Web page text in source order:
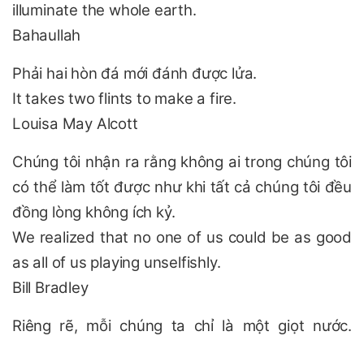
illuminate the whole earth.
Bahaullah
Phải hai hòn đá mới đánh được lửa.
It takes two flints to make a fire.
Louisa May Alcott
Chúng tôi nhận ra rằng không ai trong chúng tôi
có thể làm tốt được như khi tất cả chúng tôi đều
đồng lòng không ích kỷ.
We realized that no one of us could be as good
as all of us playing unselfishly.
Bill Bradley
Riêng rẽ, mỗi chúng ta chỉ là một giọt nước.